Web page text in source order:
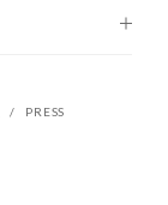
PRESS